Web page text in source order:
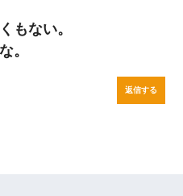
もない。
。
返信する